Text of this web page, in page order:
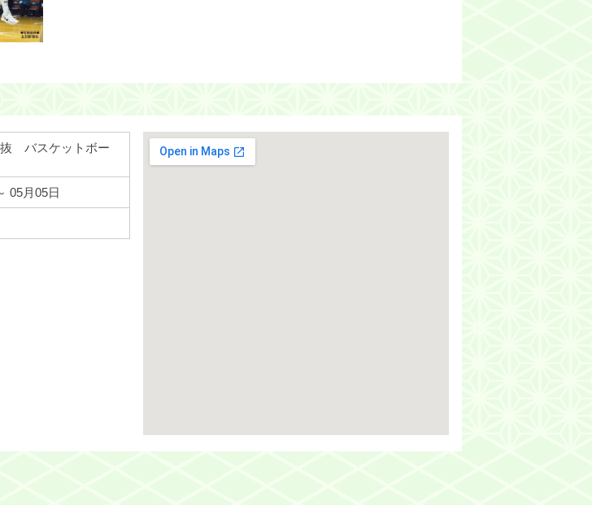
バスケットボー
05月05日